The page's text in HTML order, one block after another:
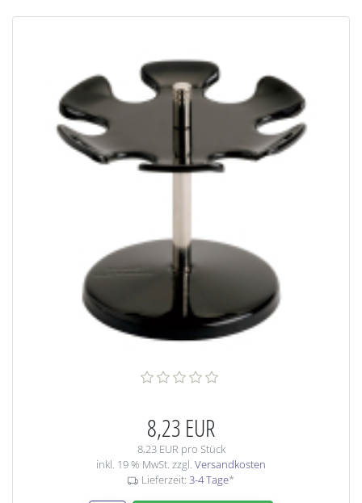
8,23 EUR
8,23 EUR pro Stück
inkl. 19 % MwSt. zzgl. Versandkosten
Lieferzeit: 3-4 Tage*